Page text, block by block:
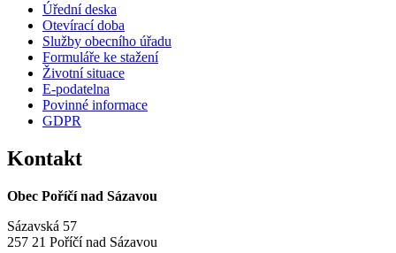
Úřední deska
Otevírací doba
Služby obecního úřadu
Formuláře ke stažení
Životní situace
E-podatelna
Povinné informace
GDPR
Kontakt
Obec Poříčí nad Sázavou
Sázavská 57
257 21 Poříčí nad Sázavou